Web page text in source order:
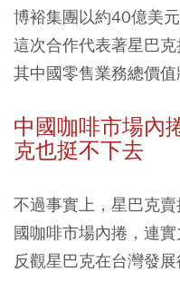
博裕集團以約40億美
這次合作代表著星巴
其中國零售業務總價值
中國咖啡市場內
克也挺不下去
不過事實上，星巴克
國咖啡市場內捲，連
反觀星巴克在台灣發展